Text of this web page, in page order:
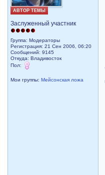
АВТОР ТЕМЫ
Заслуженный участник
Группа: Модераторы
Регистрация: 21 Сен 2006, 06:20
Сообщений: 9145
Откуда: Владивосток
Пол:
Мои группы:Мейсонская ложа